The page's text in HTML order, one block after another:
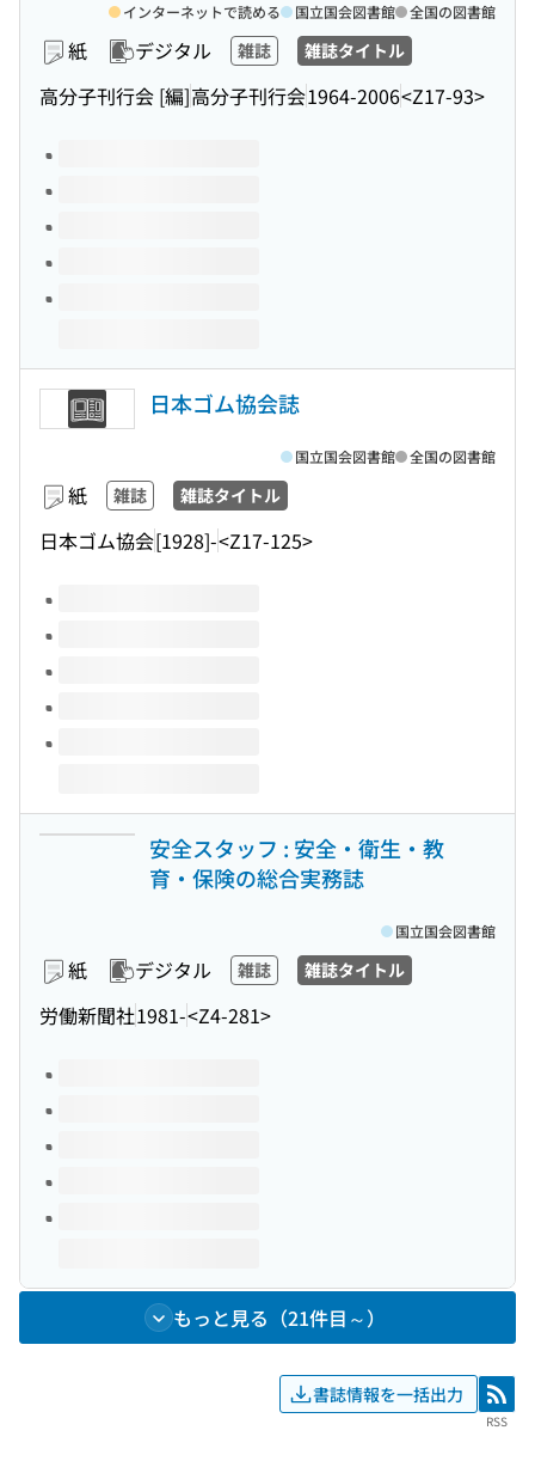
紙 デジタル 雑誌 雑誌タイトル
高分子刊行会 [編]高分子刊行会1964-2006<Z17-93>
インターネットで読める 国立国会図書館 全国の図書館
このタイトルの巻号
日本ゴム協会誌
紙 雑誌 雑誌タイトル
日本ゴム協会[1928]-<Z17-125>
国立国会図書館 全国の図書館
このタイトルの巻号
安全スタッフ : 安全・衛生・教
育・保険の総合実務誌
紙 デジタル 雑誌 雑誌タイトル
労働新聞社1981-<Z4-281>
国立国会図書館
このタイトルの巻号
もっと見る（21件目～）
書誌情報を一括出力 RSS
RSS